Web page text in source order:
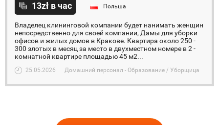
13zł в час Польша
Владелец клининговой компании будет нанимать женщин
непосредственно для своей компании, Дамы для уборки
офисов и жилых домов в Кракове. Квартира около 250 -
300 злотых в месяц за место в двухместном номере в 2 -
комнатной квартире площадью 45 м2...
25.05.2026 Домашний персонал - Образование / Уборщица